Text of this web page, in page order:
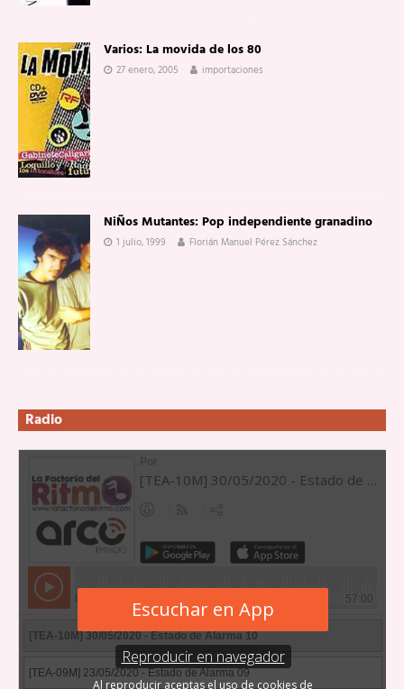
Varios: La movida de los 80
27 enero, 2005 importaciones
NiÑos Mutantes: Pop independiente granadino
1 julio, 1999 Florián Manuel Pérez Sánchez
Radio